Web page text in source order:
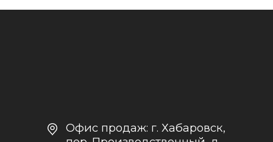
Доставка и оплата
+7